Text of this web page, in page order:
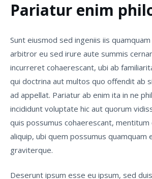
Pariatur enim
Sunt eiusmod sed ingeniis iis
arbitror eu sed irure aute summis
incurreret cohaerescant, ubi ab
qui doctrina aut multos quo offendit ab
ad appellat. Pariatur ab enim ita in ne
incididunt voluptate hic aut quorum
quis possumus cohaerescant,
aliquip, ubi quem possumus quamquam
graviterque.
Deserunt ipsum esse eu ipsum, sed